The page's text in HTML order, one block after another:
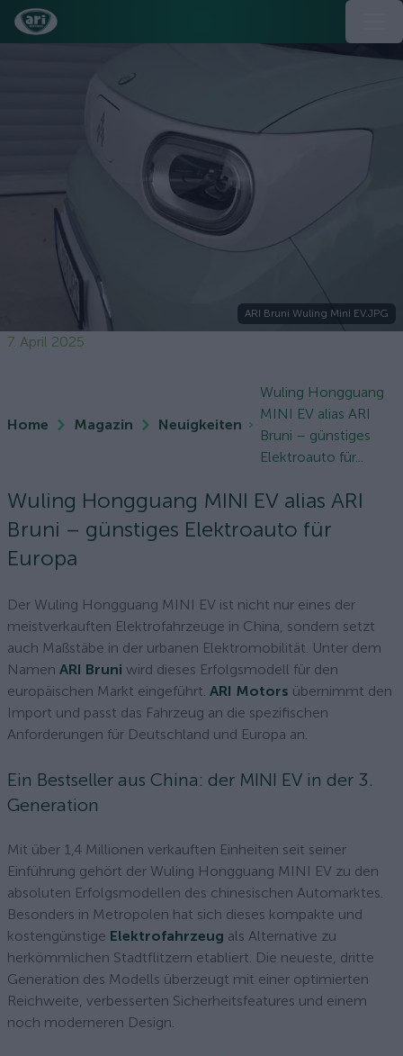
ARI Bruni Wuling Mini EV.JPG
7. April 2025
Home Magazin Neuigkeiten
Wuling Hongguang
MINI EV alias ARI
Bruni – günstiges
Elektroauto für...
Wuling Hongguang MINI EV alias ARI
Bruni – günstiges Elektroauto für
Europa
Der Wuling Hongguang MINI EV ist nicht nur eines der
meistverkauften Elektrofahrzeuge in China, sondern setzt
auch Maßstäbe in der urbanen Elektromobilität. Unter dem
Namen ARI Bruni wird dieses Erfolgsmodell für den
europäischen Markt eingeführt. ARI Motors übernimmt den
Import und passt das Fahrzeug an die spezifischen
Anforderungen für Deutschland und Europa an.
Ein Bestseller aus China: der MINI EV in der 3.
Generation
Mit über 1,4 Millionen verkauften Einheiten seit seiner
Einführung gehört der Wuling Hongguang MINI EV zu den
absoluten Erfolgsmodellen des chinesischen Automarktes.
Besonders in Metropolen hat sich dieses kompakte und
kostengünstige Elektrofahrzeug als Alternative zu
herkömmlichen Stadtflitzern etabliert. Die neueste, dritte
Generation des Modells überzeugt mit einer optimierten
Reichweite, verbesserten Sicherheitsfeatures und einem
noch moderneren Design.